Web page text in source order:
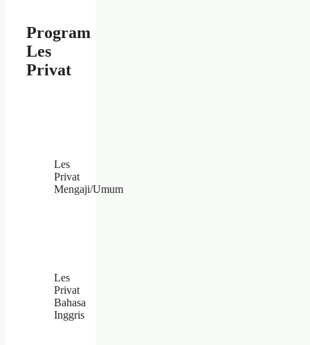
Program
Les
Privat
Les
Privat
Mengaji/Umum
Les
Privat
Bahasa
Inggris